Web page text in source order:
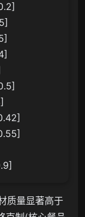
质量显著高于